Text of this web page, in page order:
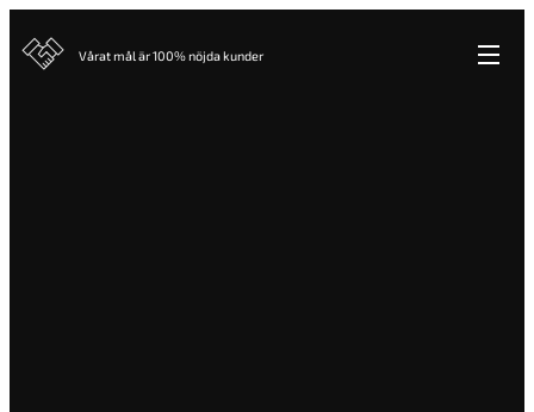
Vårat mål är 100% nöjda kunder